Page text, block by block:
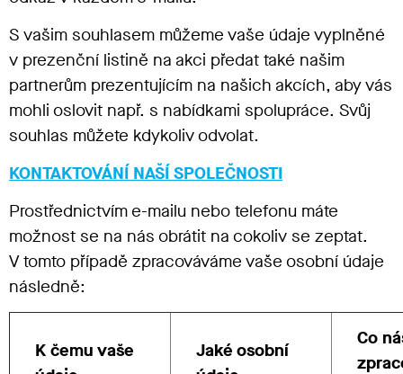
S vašim souhlasem můžeme vaše údaje vyplněné
v prezenční listině na akci předat také našim
partnerům prezentujícím na našich akcích, aby vás
mohli oslovit např. s nabídkami spolupráce. Svůj
souhlas můžete kdykoliv odvolat.
KONTAKTOVÁNÍ NAŠÍ SPOLEČNOSTI
Prostřednictvím e-mailu nebo telefonu máte
možnost se na nás obrátit na cokoliv se zeptat.
V tomto případě zpracováváme vaše osobní údaje
následně:
K čemu vaše
Jaké osobní
Co